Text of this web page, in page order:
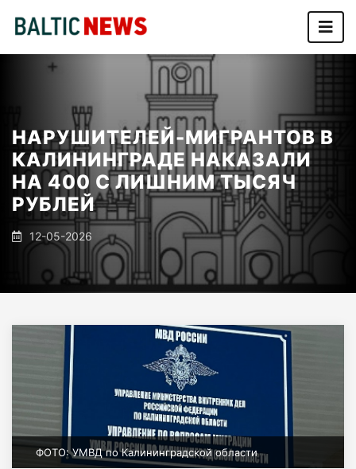
НАРУШИТЕЛЕЙ-МИГРАНТОВ В
КАЛИНИНГРАДЕ НАКАЗАЛИ
НА 400 С ЛИШНИМ ТЫСЯЧ
РУБЛЕЙ
12-05-2026
ФОТО: УМВД по Калининградской области